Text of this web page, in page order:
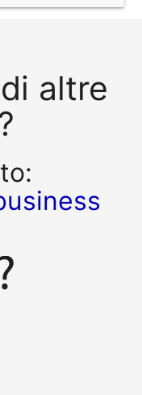
altre